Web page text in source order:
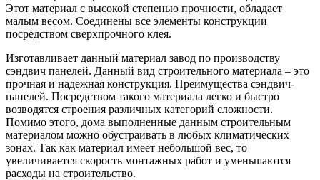
Этот материал с высокой степенью прочности, обладает
малым весом. Соединены все элементы конструкции
посредством сверхпрочного клея.
Изготавливает данный материал завод по производству
сэндвич панелей. Данный вид строительного материала – это
прочная и надежная конструкция. Преимущества сэндвич-
панелей. Посредством такого материала легко и быстро
возводятся строения различных категорий сложности.
Помимо этого, дома выполненные данным строительным
материалом можно обустраивать в любых климатических
зонах. Так как материал имеет небольшой вес, то
увеличивается скорость монтажных работ и уменьшаются
расходы на строительство.